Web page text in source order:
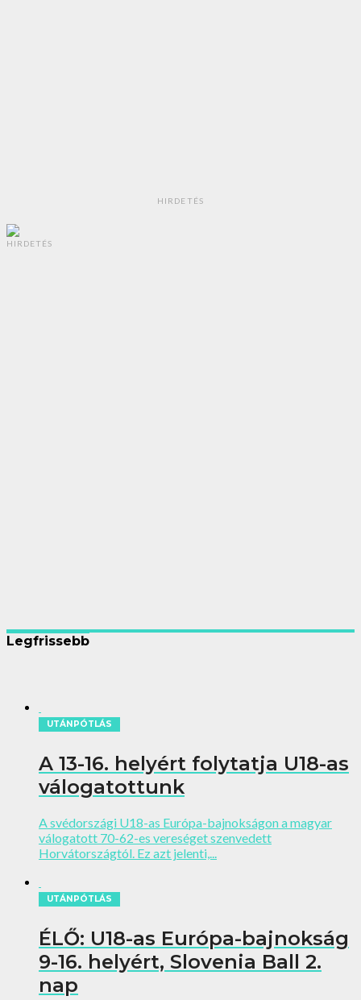
HIRDETÉS
HIRDETÉS
Legfrissebb
UTÁNPÓTLÁS
A 13-16. helyért folytatja U18-as
válogatottunk
A svédországi U18-as Európa-bajnokságon a magyar
válogatott 70-62-es vereséget szenvedett
Horvátországtól. Ez azt jelenti,...
UTÁNPÓTLÁS
ÉLŐ: U18-as Európa-bajnokság
9-16. helyért, Slovenia Ball 2.
nap